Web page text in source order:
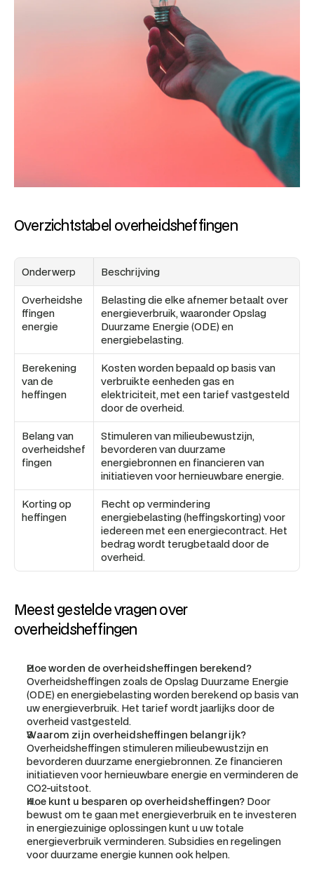
Overzichtstabel overheidsheffingen
Onderwerp Beschrijving
Overheidshe
ffingen
energie
Belasting die elke afnemer betaalt over
energieverbruik, waaronder Opslag
Duurzame Energie (ODE) en
energiebelasting.
Berekening
van de
heffingen
Kosten worden bepaald op basis van
verbruikte eenheden gas en
elektriciteit, met een tarief vastgesteld
door de overheid.
Belang van
overheidshef
fingen
Stimuleren van milieubewustzijn,
bevorderen van duurzame
energiebronnen en financieren van
initiatieven voor hernieuwbare energie.
Korting op
heffingen
Recht op vermindering
energiebelasting (heffingskorting) voor
iedereen met een energiecontract. Het
bedrag wordt terugbetaald door de
overheid.
Meest gestelde vragen over
overheidsheffingen
Hoe worden de overheidsheffingen berekend?
Overheidsheffingen zoals de Opslag Duurzame Energie
(ODE) en energiebelasting worden berekend op basis van
uw energieverbruik. Het tarief wordt jaarlijks door de
overheid vastgesteld.
Waarom zijn overheidsheffingen belangrijk?
Overheidsheffingen stimuleren milieubewustzijn en
bevorderen duurzame energiebronnen. Ze financieren
initiatieven voor hernieuwbare energie en verminderen de
CO2-uitstoot.
Hoe kunt u besparen op overheidsheffingen? Door
bewust om te gaan met energieverbruik en te investeren
in energiezuinige oplossingen kunt u uw totale
energieverbruik verminderen. Subsidies en regelingen
voor duurzame energie kunnen ook helpen.